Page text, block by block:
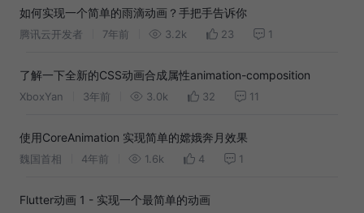
如何实现一个简单的雨滴动画？手把手告诉你
腾讯云开发者 7年前 3.2k 23 1
了解一下全新的CSS动画合成属性animation-composition
XboxYan 3年前 3.0k 32 11
使用CoreAnimation 实现简单的嫦娥奔月效果
魏国首相 4年前 1.6k 4 1
Flutter动画 1 - 实现一个最简单的动画